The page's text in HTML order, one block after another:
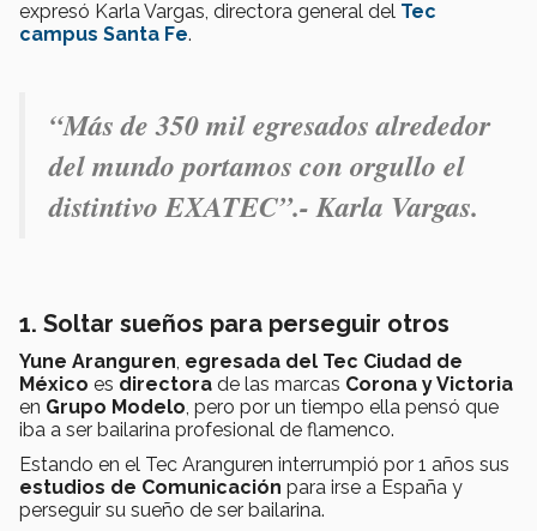
expresó Karla Vargas, directora general del Tec
campus Santa Fe.
“Más de 350 mil egresados alrededor
del mundo portamos con orgullo el
distintivo EXATEC”.-Karla Vargas.
1. Soltar sueños para perseguir otros
Yune Aranguren egresada del Tec Ciudad de
México es directora de las marcas Corona y Victoria
en Grupo Modelo , pero por un tiempo ella pensó que
iba a ser bailarina profesional de flamenco.
Estando en el Tec Aranguren interrumpió por 1 años sus
estudios de Comunicación para irse a España y
perseguir su sueño de ser bailarina.